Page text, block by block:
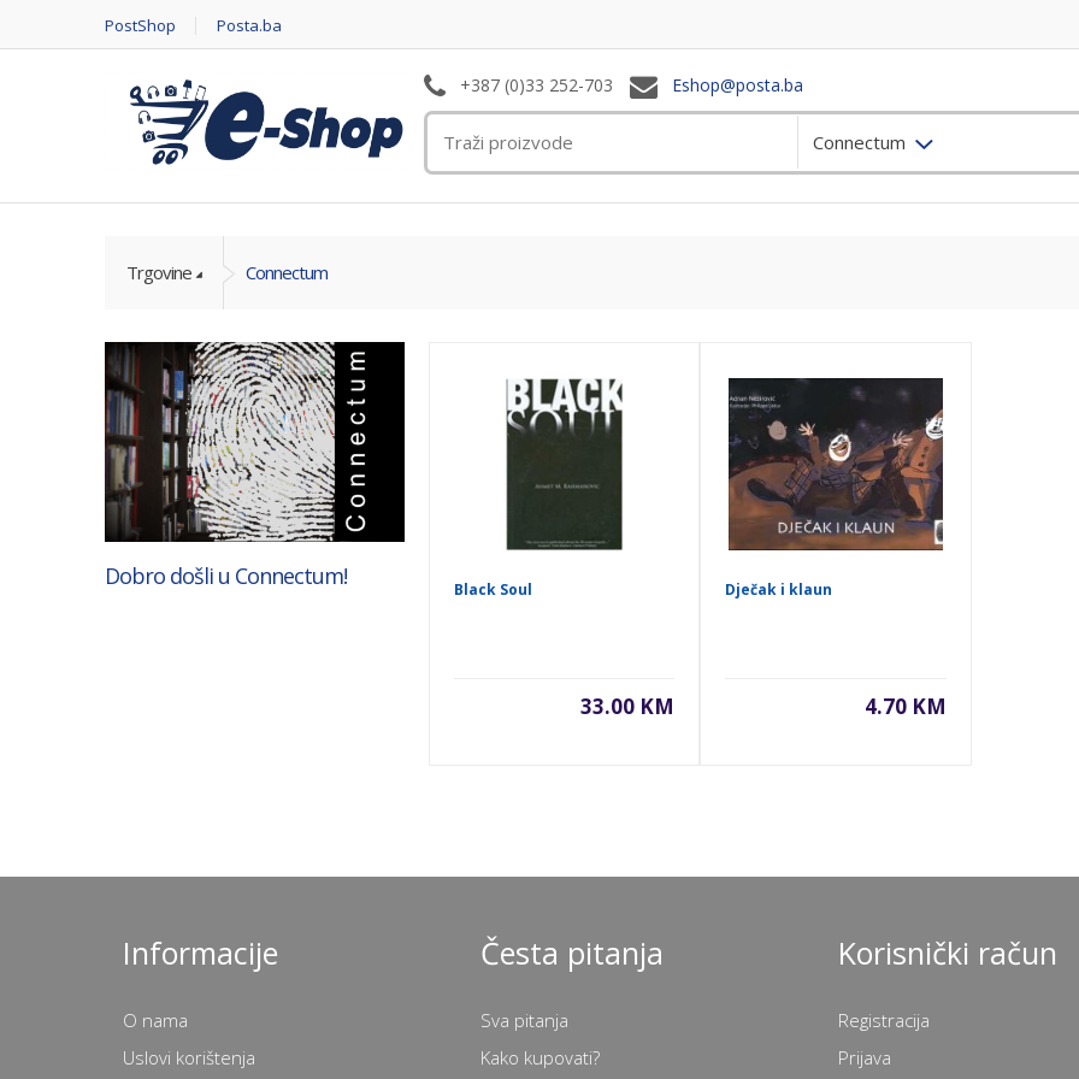
PostShop Posta.ba
+387 (0)33 252-703 Eshop@posta.ba
Connectum
Trgovine Connectum
Dobro došli u Connectum! Black Soul
33.00 KM
Dječak i klaun
4.70 KM
Informacije
O nama
Uslovi korištenja
Česta pitanja
Sva pitanja
Kako kupovati?
Korisnički račun
Registracija
Prijava